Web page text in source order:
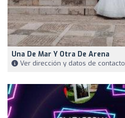
Una De Mar Y Otra De Arena
Ver dirección y datos de contacto